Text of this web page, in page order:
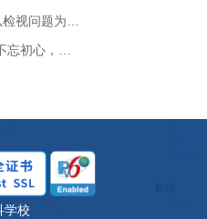
检视问题为…
忘初心，…
学校